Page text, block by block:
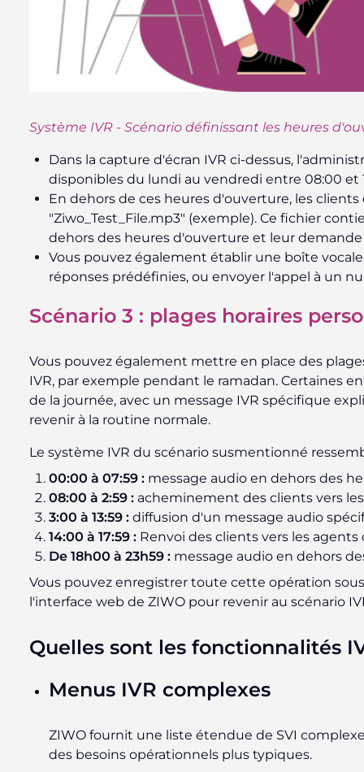
Système IVR - Scénario définissant les heures
Dans la capture d'écran IVR ci-dessus,
disponibles du lundi au vendredi entre 08:00 et
En dehors de ces heures d'ouverture, les
"Ziwo_Test_File.mp3" (exemple). Ce fichier
dehors des heures d'ouverture et leur
Vous pouvez également établir une boîte
réponses prédéfinies, ou envoyer l'appel à un
Scénario 3 : plages horaires
Vous pouvez également mettre en place des
IVR, par exemple pendant le ramadan. Certaines
de la journée, avec un message IVR spécifique
revenir à la routine normale.
Le système IVR du scénario susmentionné
00:00 à 07:59 : message audio en dehors des
08:00 à 2:59 : acheminement des clients vers
3:00 à 13:59 : diffusion d'un message audio
14:00 à 17:59 : Renvoi des clients vers les agents
De 18h00 à 23h59 : message audio en dehors
Vous pouvez enregistrer toute cette opération
l'interface web de ZIWO pour revenir au scénario
Quelles sont les fonctionnalités
Menus IVR complexes
ZIWO fournit une liste étendue de SVI
des besoins opérationnels plus typiques.